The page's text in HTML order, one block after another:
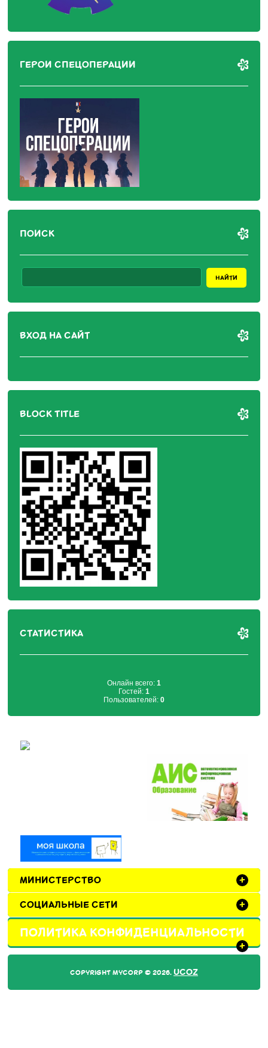
ГЕРОИ СПЕЦОПЕРАЦИИ
ПОИСК
ВХОД НА САЙТ
BLOCK TITLE
СТАТИСТИКА
Онлайн всего: 1
Гостей: 1
Пользователей: 0
МИНИСТЕРСТВО +
СОЦИАЛЬНЫЕ СЕТИ +
ПОЛИТИКА КОНФИДЕНЦИАЛЬНОСТИ
+
COPYRIGHT MYCORP © 2026. UCOZ